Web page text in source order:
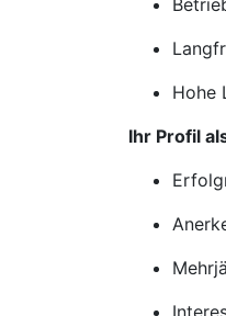
Hohe
Ihr Profil